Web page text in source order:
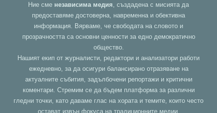
Ние сме независима медия , създадена с мисията да
предоставяме достоверна, навременна и обективна
информация. Вярваме, че свободата на словото и
прозрачността са основни ценности за едно демократично
общество.
Нашият екип от журналисти, редактори и анализатори работи
ежедневно, за да осигури балансирано отразяване на
актуалните събития, задълбочени репортажи и критични
коментари. Стремим се да бъдем платформа за различни
гледни точки, като даваме глас на хората и темите, които често
остават извън фокуса на традиционните медии.